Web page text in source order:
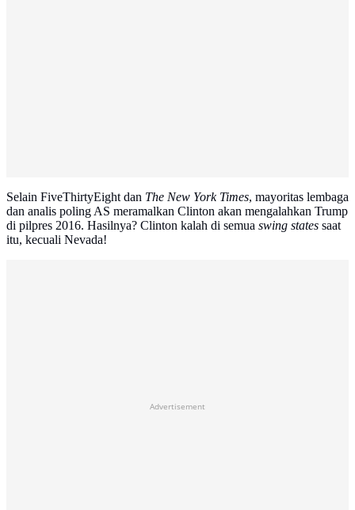
Selain FiveThirtyEight dan The New York Times, mayoritas lembaga
dan analis poling AS meramalkan Clinton akan mengalahkan Trump
di pilpres 2016. Hasilnya? Clinton kalah di semua swing states saat
itu, kecuali Nevada!
Advertisement